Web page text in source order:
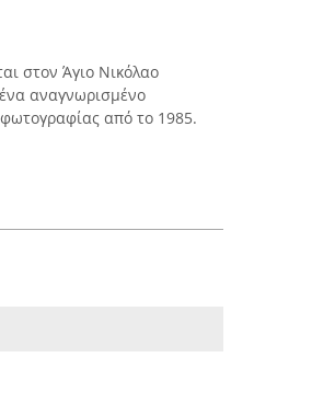
στον Άγιο Νικόλαο
αναγνωρισμένο
από το 1985.